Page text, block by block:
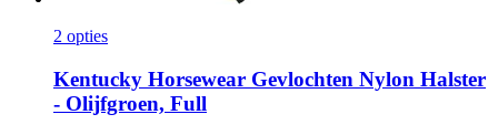
2 opties
Kentucky Horsewear Gevlochten Nylon Halster
-​ Olijfgroen, Full